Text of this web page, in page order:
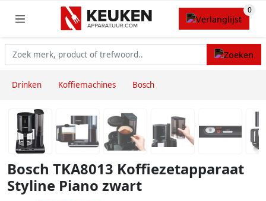
Drinken Koffiemachines Bosch
Bosch TKA8013 Koffiezetapparaat
Styline Piano zwart